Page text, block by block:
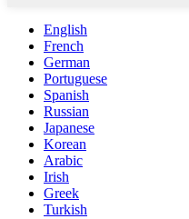
English
French
German
Portuguese
Spanish
Russian
Japanese
Korean
Arabic
Irish
Greek
Turkish